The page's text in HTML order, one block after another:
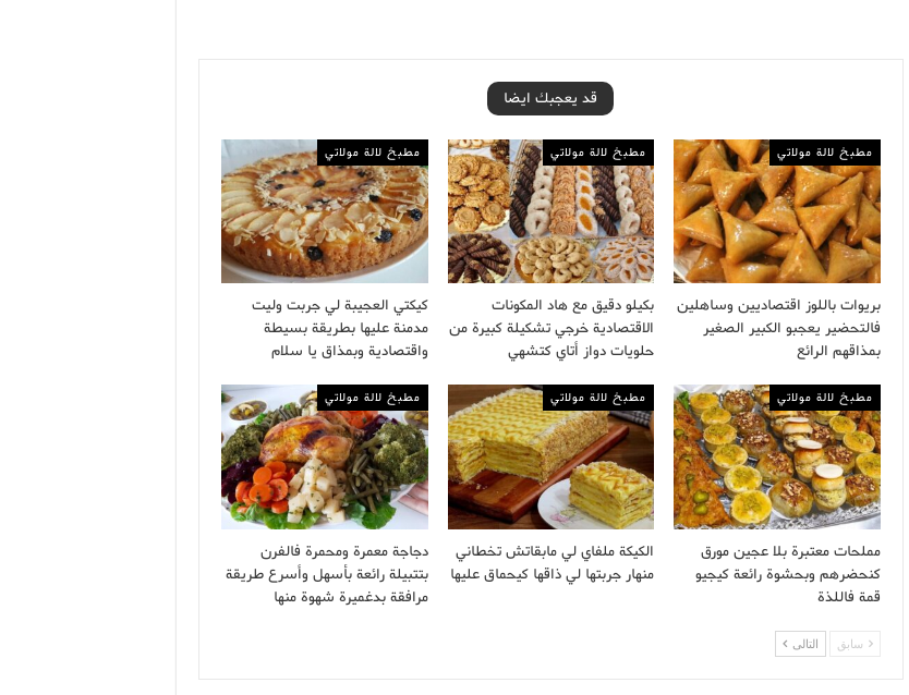
قد يعجبك ايضا
مطبخ لالة مولاتي
بريوات باللوز اقتصاديين وساهلين
فالتحضير يعجبو الكبير الصغير
بمذاقهم الرائع
مطبخ لالة مولاتي
بكيلو دقيق مع هاد المكونات
الاقتصادية خرجي تشكيلة كبيرة من
حلويات دواز أتاي كتشهي
مطبخ لالة مولاتي
كيكتي العجيبة لي جربت وليت
مدمنة عليها بطريقة بسيطة
واقتصادية وبمذاق يا سلام
مطبخ لالة مولاتي
مملحات معتبرة بلا عجين مورق
كنحضرهم وبحشوة رائعة كيجيو
قمة فاللذة
مطبخ لالة مولاتي
الكيكة ملفاي لي مابقاتش تخطاني
منهار جربتها لي ذاقها كيحماق عليها
مطبخ لالة مولاتي
دجاجة معمرة ومحمرة فالفرن
بتتبيلة رائعة بأسهل وأسرع طريقة
مرافقة بدغميرة شهوة منها
سابق التالى